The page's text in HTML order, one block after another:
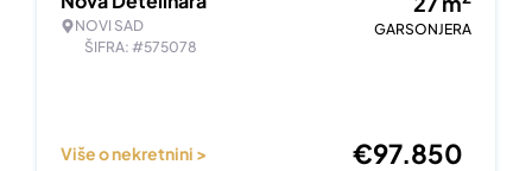
NOVI SAD
ŠIFRA: #575078
GARSONJERA
Više o nekretnini > €97.850